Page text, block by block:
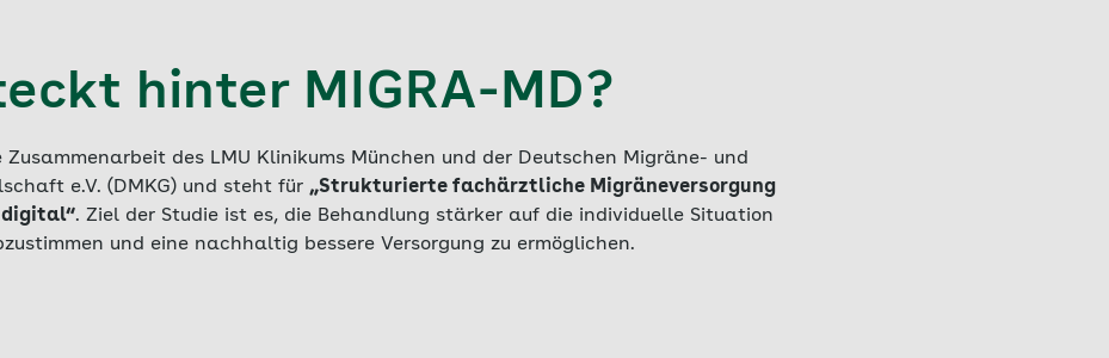
hinter MIGRA-MD?
Zusammenarbeit des LMU Klinikums München und der Deutschen Migräne- und
e.V. (DMKG) und steht für „Strukturierte fachärztliche Migräneversorgung
digital“. Ziel der Studie ist es, die Behandlung stärker auf die individuelle Situation
und eine nachhaltig bessere Versorgung zu ermöglichen.